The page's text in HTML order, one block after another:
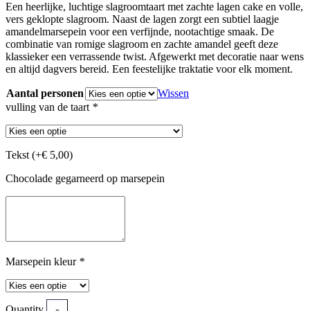
Een heerlijke, luchtige slagroomtaart met zachte lagen cake en volle,
vers geklopte slagroom. Naast de lagen zorgt een subtiel laagje
amandelmarsepein voor een verfijnde, nootachtige smaak. De
combinatie van romige slagroom en zachte amandel geeft deze
klassieker een verrassende twist. Afgewerkt met decoratie naar wens
en altijd dagvers bereid. Een feestelijke traktatie voor elk moment.
Aantal personen
Wissen
vulling van de taart *
Tekst (+€ 5,00)
Chocolade gegarneerd op marsepein
Marsepein kleur *